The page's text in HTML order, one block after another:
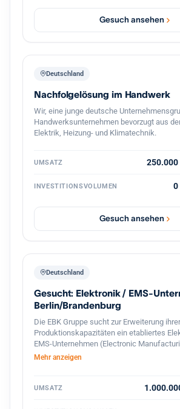
vollständige Übernahme oder eine
Übernahme der Geschäftsführung. Eine
Übergabe im Tempo des bisherigen
mit einem festen privaten Investorenkreis,
zusätzlichem Bedarf Eigenkapital von bis
Euro bereitstellt. Damit lässt sich eine
und verlässlich umsetzen. Eine
Vertraulichkeitsvereinbarung unterzeichne
selbstverständlich gern. Ich freue mich
vertraulichen Austausch.
Gesuch ansehen
Deutschland
Nachfolgelösung im Handwerk
Wir, eine junge deutsche
Handwerksunternehmen bevorzugt aus
Elektrik, Heizung- und Klimatechnik.
UMSATZ 250.000
INVESTITIONSVOLUMEN 0
Gesuch ansehen
Deutschland
Gesucht: Elektronik / EMS-
Berlin/Brandenburg
Die EBK Gruppe sucht zur Erweiterung ihrer
Produktionskapazitäten ein etabliertes
EMS-Unternehmen (Electronic
Berlin und dem direkten Berliner Umland
Leiterplatten (SMD/THT) sowie
Mehr anzeigen
UMSATZ